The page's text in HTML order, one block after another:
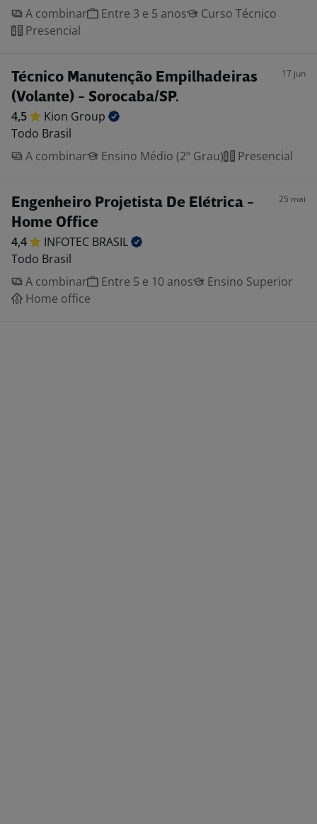
A combinar Entre 3 e 5 anos
Curso Técnico
Presencial
Técnico Manutenção Empilhadeiras
(Volante) - Sorocaba/SP.
17 jun
4,5 Kion Group
Todo Brasil
A combinar
Ensino Médio (2º Grau) Presencial
Engenheiro Projetista De Elétrica -
Home Office
25 mai
4,4 INFOTEC BRASIL
Todo Brasil
A combinar
Entre 5 e 10 anos
Ensino Superior
Home office